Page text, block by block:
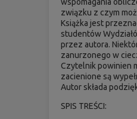
związku z czym
Książka jest
studentów
przez autora.
zanurzonego w
Czytelnik powinien
zacienione są
Autor składa
SPIS TREŚCI: